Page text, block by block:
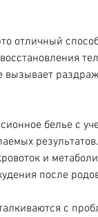
отличный
белье с
и
после
с